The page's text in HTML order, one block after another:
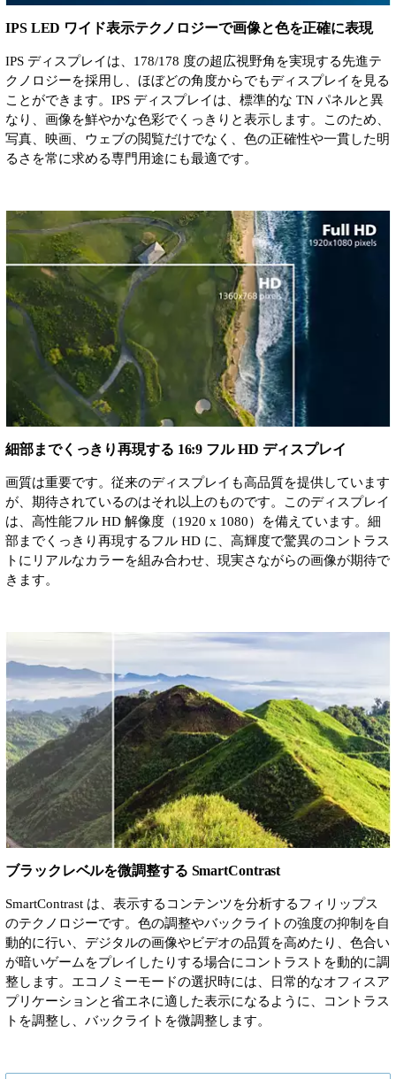
IPS LED ワイド表示テクノロジーで画像と色を正確に表現
IPS ディスプレイは、178/178 度の超広視野角を実現する先進テ
クノロジーを採用し、ほぼどの角度からでもディスプレイを見る
ことができます。IPS ディスプレイは、標準的な TN パネルと異
なり、画像を鮮やかな色彩でくっきりと表示します。このため、
写真、映画、ウェブの閲覧だけでなく、色の正確性や一貫した明
るさを常に求める専門用途にも最適です。
細部までくっきり再現する 16:9 フル HD ディスプレイ
画質は重要です。従来のディスプレイも高品質を提供しています
が、期待されているのはそれ以上のものです。このディスプレイ
は、高性能フル HD 解像度（1920 x 1080）を備えています。細
部までくっきり再現するフル HD に、高輝度で驚異のコントラス
トにリアルなカラーを組み合わせ、現実さながらの画像が期待で
きます。
ブラックレベルを微調整する SmartContrast
SmartContrast は、表示するコンテンツを分析するフィリップス
のテクノロジーです。色の調整やバックライトの強度の抑制を自
動的に行い、デジタルの画像やビデオの品質を高めたり、色合い
が暗いゲームをプレイしたりする場合にコントラストを動的に調
整します。エコノミーモードの選択時には、日常的なオフィスア
プリケーションと省エネに適した表示になるように、コントラス
トを調整し、バックライトを微調整します。